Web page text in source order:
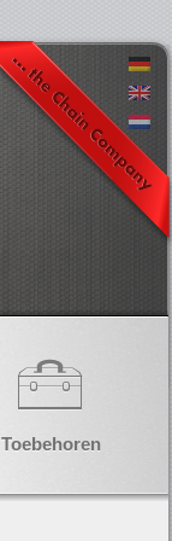
Toebehoren